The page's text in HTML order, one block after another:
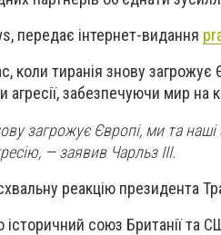
передає інтернет-видання
коли тиранія знову загрожує
агресії, забезпечуючи мир на
загрожує Європі, ми та
— заявив Чарльз III.
реакцію президента
союз Британії та